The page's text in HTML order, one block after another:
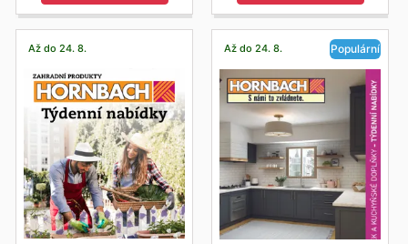
Až do 24. 8. Až do 24. 8. Populární